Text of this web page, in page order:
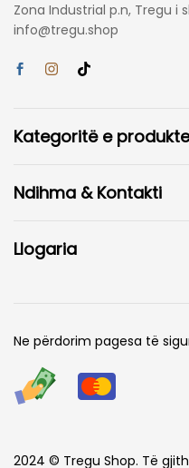
Zona Industrial p.n, Tregu i
info@tregu.shop
Kategoritë e
Ndihma & Kontakti
Llogaria
2024 © Tregu Shop. Të
Ne përdorim pagesa të